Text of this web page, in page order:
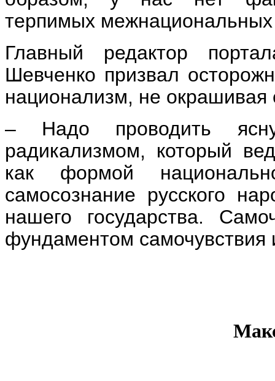
терпимых
Главный редактор
Шевченко призвал
национализм, не окрашивая
– Надо проводить
радикализмом, который
как формой
самосознание русского
нашего государства.
фундаментом самочувствия